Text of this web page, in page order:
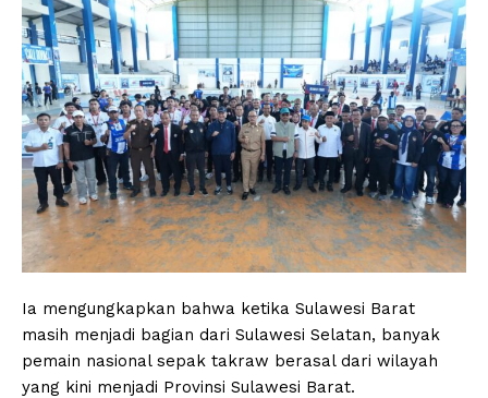
Ia mengungkapkan bahwa ketika Sulawesi Barat
masih menjadi bagian dari Sulawesi Selatan, banyak
pemain nasional sepak takraw berasal dari wilayah
yang kini menjadi Provinsi Sulawesi Barat.